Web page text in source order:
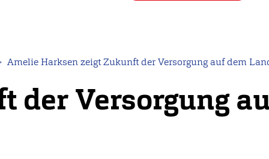
Amelie Harksen zeigt Zukunft der Versorgung auf dem
der Versorgung